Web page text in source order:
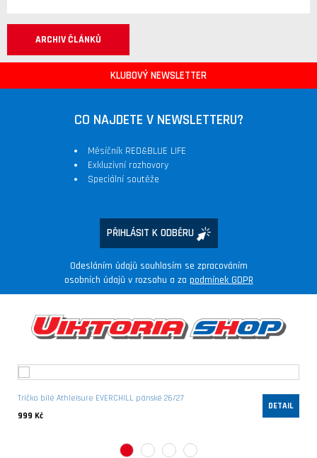
ARCHIV ČLÁNKŮ
KLUBOVÝ NEWSLETTER
CO NAJDETE V NEWSLETTERU?
Měsíčník RED&BLUE LIFE
Exkluzivní rozhovory
Speciální soutěže
PŘIHLÁSIT K ODBĚRU
Odesláním údajů souhlasím se zpracováním
osobních údajů v rozsahu a za podmínek GDPR
Tričko bílé Athleisure EVERCHILL pánské 26/27
999 Kč
DETAIL